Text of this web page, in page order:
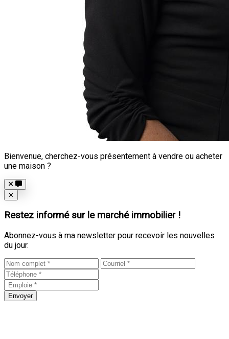
Bienvenue, cherchez-vous présentement à vendre ou acheter
une maison ?
Close
✕
Restez informé sur le marché immobilier !
Abonnez-vous à ma newsletter pour recevoir les nouvelles
du jour.
Envoyer